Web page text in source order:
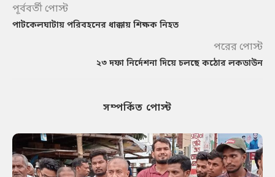
পূর্ববর্তী পোস্ট
পাটকেলঘাটায় পরিবহনের ধাক্কায় শিক্ষক নিহত
পরের পোস্ট
২৩ দফা নির্দেশনা দিয়ে চলছে কঠোর লকডাউন
সম্পর্কিত পোস্ট